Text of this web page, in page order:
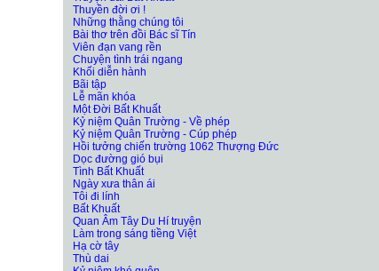
Thuyền đời ơi !
Những thằng chúng tôi
Bài thơ trên đồi Bác sĩ Tín
Viên đạn vang rền
Chuyện tình trái ngang
Khối diễn hành
Bãi tập
Lễ mãn khóa
Một Đời Bất Khuất
Kỷ niệm Quân Trường - Về phép
Kỷ niệm Quân Trường - Cúp phép
Hồi tưởng chiến trường 1062 Thượng Đức
Dọc đường gió bụi
Tình Bất Khuất
Ngày xưa thân ái
Tôi đi lính
Bất Khuất
Quan Âm Tây Du Hí truyện
Làm trong sáng tiềng Việt
Hạ cờ tây
Thù dai